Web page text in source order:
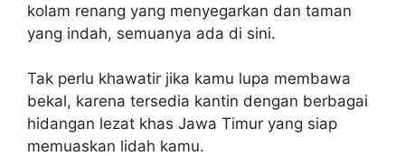
kolam renang yang menyegarkan dan taman
yang indah, semuanya ada di sini.
Tak perlu khawatir jika kamu lupa membawa
bekal, karena tersedia kantin dengan berbagai
hidangan lezat khas Jawa Timur yang siap
memuaskan lidah kamu.